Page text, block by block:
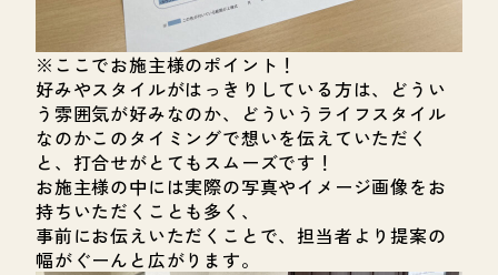
※ここでお施主様のポイント！
好みやスタイルがはっきりしている方は、どうい
う雰囲気が好みなのか、どういうライフスタイル
なのかこのタイミングで想いを伝えていただく
と、打合せがとてもスムーズです！
お施主様の中には実際の写真やイメージ画像をお
持ちいただくことも多く、
事前にお伝えいただくことで、担当者より提案の
幅がぐーんと広がります。